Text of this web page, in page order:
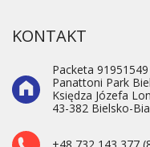
KONTAKT
Packeta 91951549
Panattoni Park
Księdza Józefa
43-382 Bielsko-